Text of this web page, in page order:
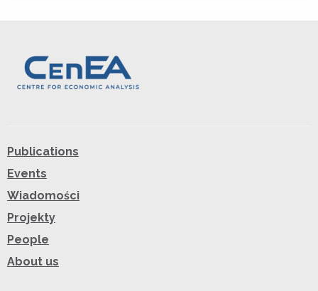
Publications
Events
Wiadomości
Projekty
People
About us